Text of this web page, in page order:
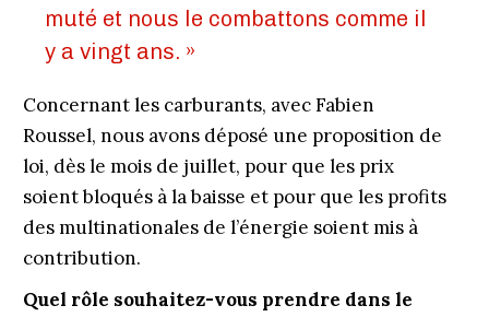
muté et nous le combattons comme il
y a vingt ans. »
Concernant les carburants, avec Fabien
Roussel, nous avons déposé une proposition de
loi, dès le mois de juillet, pour que les prix
soient bloqués à la baisse et pour que les profits
des multinationales de l’énergie soient mis à
contribution.
Quel rôle souhaitez-vous prendre dans le